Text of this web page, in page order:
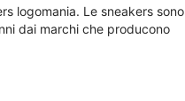
logomania. Le sneakers sono
dai marchi che producono